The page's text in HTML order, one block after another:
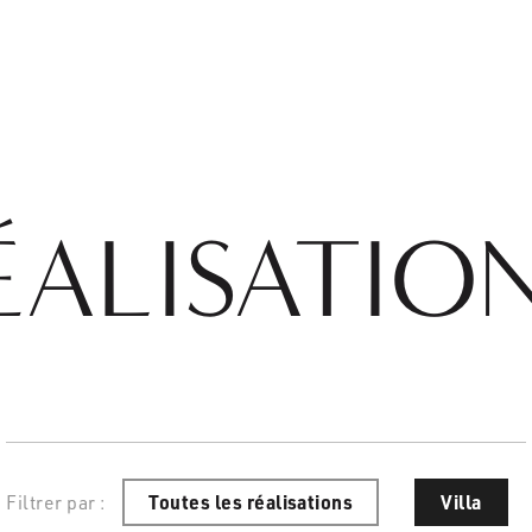
Filtrer par : Toutes les réalisations Villa